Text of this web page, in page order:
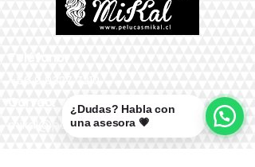
mikal@pelucasmikal.cl
¿Dudas? Habla con
una asesora 💗